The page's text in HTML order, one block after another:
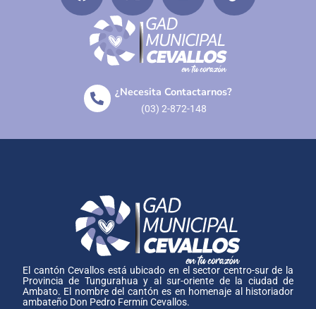
¿Necesita Contactarnos?
(03) 2-872-148
El cantón Cevallos está ubicado en el sector centro-sur de la
Provincia de Tungurahua y al sur-oriente de la ciudad de
Ambato. El nombre del cantón es en homenaje al historiador
ambateño Don Pedro Fermín Cevallos.